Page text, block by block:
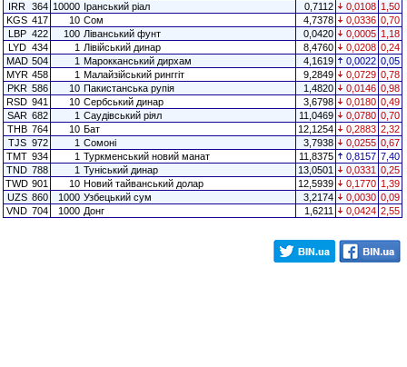
IRR 364 10000 Іранський ріал 0,7112 0,0108 1,50
KGS 417 10 Сом 4,7378 0,0336 0,70
LBP 422 100 Ліванський фунт 0,0420 0,0005 1,18
LYD 434 1 Лівійський динар 8,4760 0,0208 0,24
MAD 504 1 Марокканський дирхам 4,1619 0,0022 0,05
MYR 458 1 Малайзійський ринггіт 9,2849 0,0729 0,78
PKR 586 10 Пакистанська рупія 1,4820 0,0146 0,98
RSD 941 10 Сербський динар 3,6798 0,0180 0,49
SAR 682 1 Саудівський ріял 11,0469 0,0780 0,70
THB 764 10 Бат 12,1254 0,2883 2,32
TJS 972 1 Сомоні 3,7938 0,0255 0,67
TMT 934 1 Туркменський новий манат 11,8375 0,8157 7,40
TND 788 1 Туніський динар 13,0501 0,0331 0,25
TWD 901 10 Новий тайванський долар 12,5939 0,1770 1,39
UZS 860 1000 Узбецький сум 3,2174 0,0030 0,09
VND 704 1000 Донг 1,6211 0,0424 2,55